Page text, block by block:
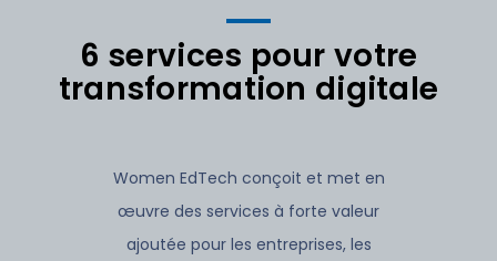
6 services pour votre
transformation digitale
Women EdTech conçoit et met en
œuvre des services à forte valeur
ajoutée pour les entreprises, les